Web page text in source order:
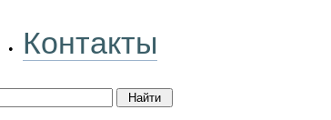
• Контакты